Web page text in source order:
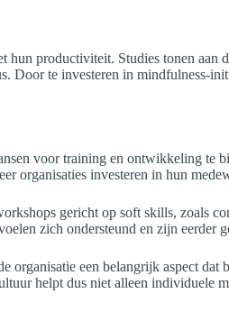
productiviteit. Studies tonen aan
Door te investeren in
voor training en ontwikkeling te
organisaties investeren in hun
gericht op soft skills, zoals
zich ondersteund en zijn eerder
een belangrijk aspect
helpt dus niet alleen individuele